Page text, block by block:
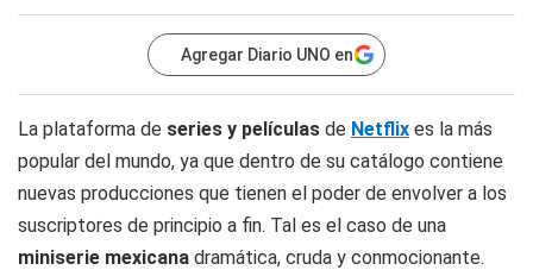
Agregar Diario UNO en
La plataforma de series y películas de Netflix es la más
popular del mundo, ya que dentro de su catálogo contiene
nuevas producciones que tienen el poder de envolver a los
suscriptores de principio a fin. Tal es el caso de una
miniserie mexicana dramática, cruda y conmocionante.